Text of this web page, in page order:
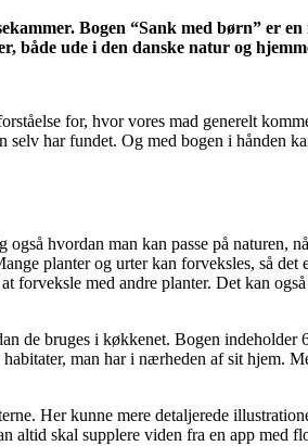
Bogen “Sank med børn” er
både ude i den danske natur og
for, hvor vores mad generelt
har fundet. Og med bogen i hånden
hvordan man kan passe på naturen,
planter og urter kan forveksles, så det
forveksle med andre planter. Det kan
de bruges i køkkenet. Bogen indeholder
man har i nærheden af sit hjem.
Her kunne mere detaljerede
altid skal supplere viden fra en app med